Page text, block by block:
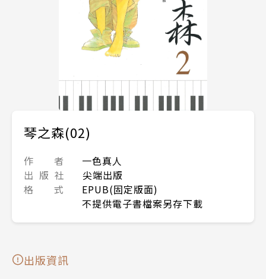
琴之森(02)
作 者
一色真人
出 版 社
尖端出版
格 式
EPUB(固定版面)
不提供電子書檔案另存下載
出版資訊